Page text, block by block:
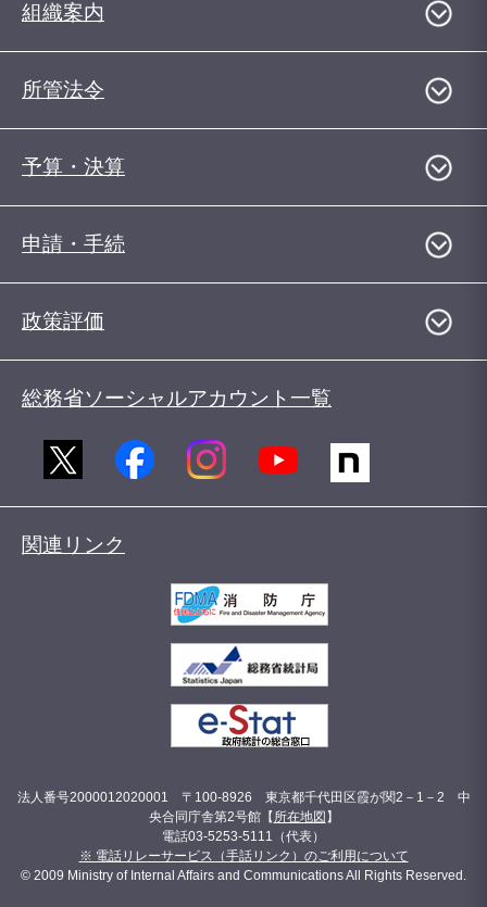
組織案内
所管法令
予算・決算
申請・手続
政策評価
総務省ソーシャルアカウント一覧
関連リンク
法人番号2000012020001 〒100-8926 東京都千代田区霞が関2－1－2 中
央合同庁舎第2号館【 所在地図 】
電話03-5253-5111（代表）
※ 電話リレーサービス（手話リンク）のご利用について
© 2009 Ministry of Internal Affairs and Communications All Rights Reserved.